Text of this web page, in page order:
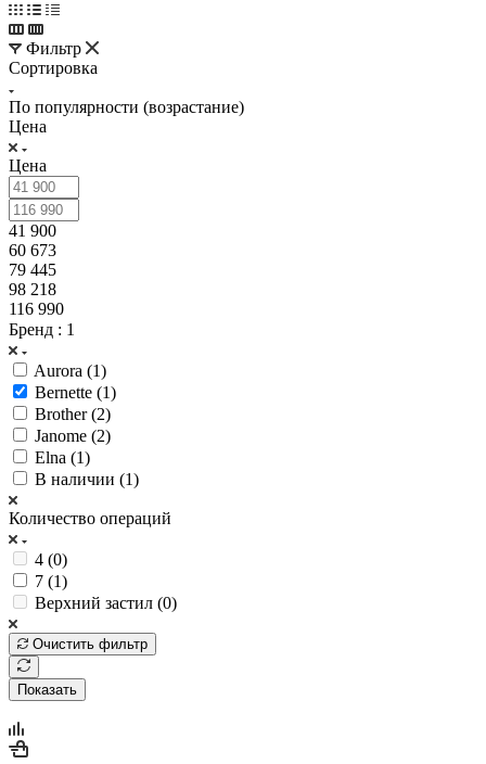
Фильтр
Сортировка
По популярности (возрастание)
Цена
Цена
41 900
60 673
79 445
98 218
116 990
Бренд : 1
Aurora (1)
Bernette (1)
Brother (2)
Janome (2)
Elna (1)
В наличии (1)
Количество операций
4 (0)
7 (1)
Верхний застил (0)
Очистить фильтр
Показать